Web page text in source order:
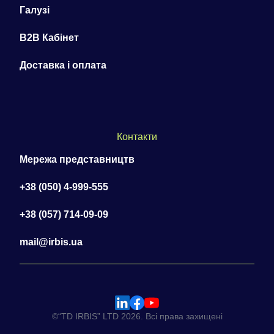
Галузі
B2B Кабінет
Доставка і оплата
Контакти
Мережа представництв
+38 (050) 4-999-555
+38 (057) 714-09-09
mail@irbis.ua
©“TD IRBIS” LTD 2026. Всі права захищені